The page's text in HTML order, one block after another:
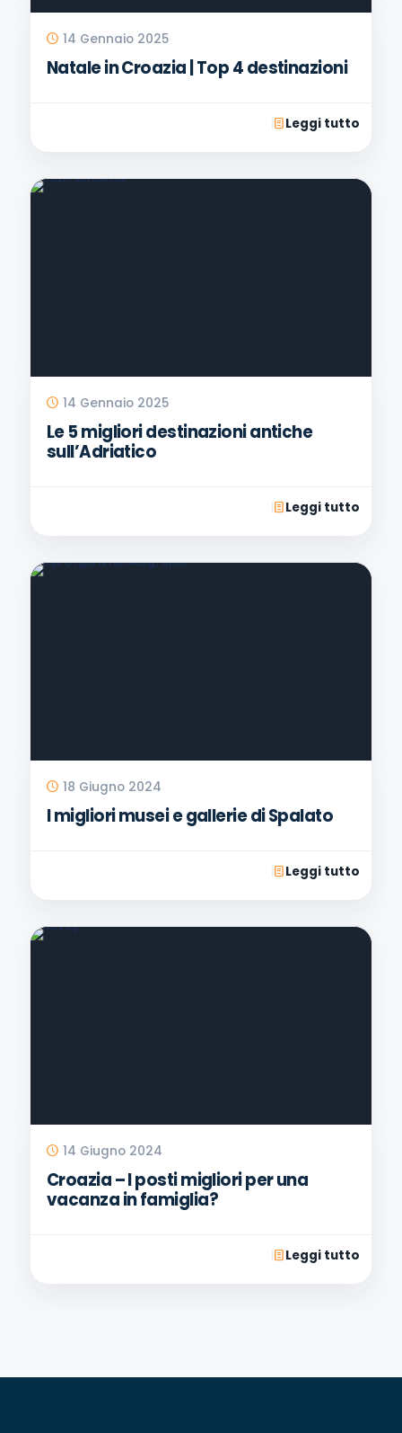
14 Gennaio 2025
Natale in Croazia | Top 4 destinazioni
Leggi tutto
14 Gennaio 2025
Le 5 migliori destinazioni antiche
sull’Adriatico
Leggi tutto
18 Giugno 2024
I migliori musei e gallerie di Spalato
Leggi tutto
14 Giugno 2024
Croazia – I posti migliori per una
vacanza in famiglia?
Leggi tutto